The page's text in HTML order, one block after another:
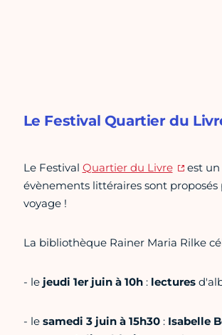
Le Festival Quartier du
Le Festival Quartier du Livre
est
évènements littéraires sont
voyage !
La bibliothèque Rainer Maria Rilke
- le jeudi 1er juin à 10h: lectures
- lesamedi 3 juin à 15h30: Isabelle